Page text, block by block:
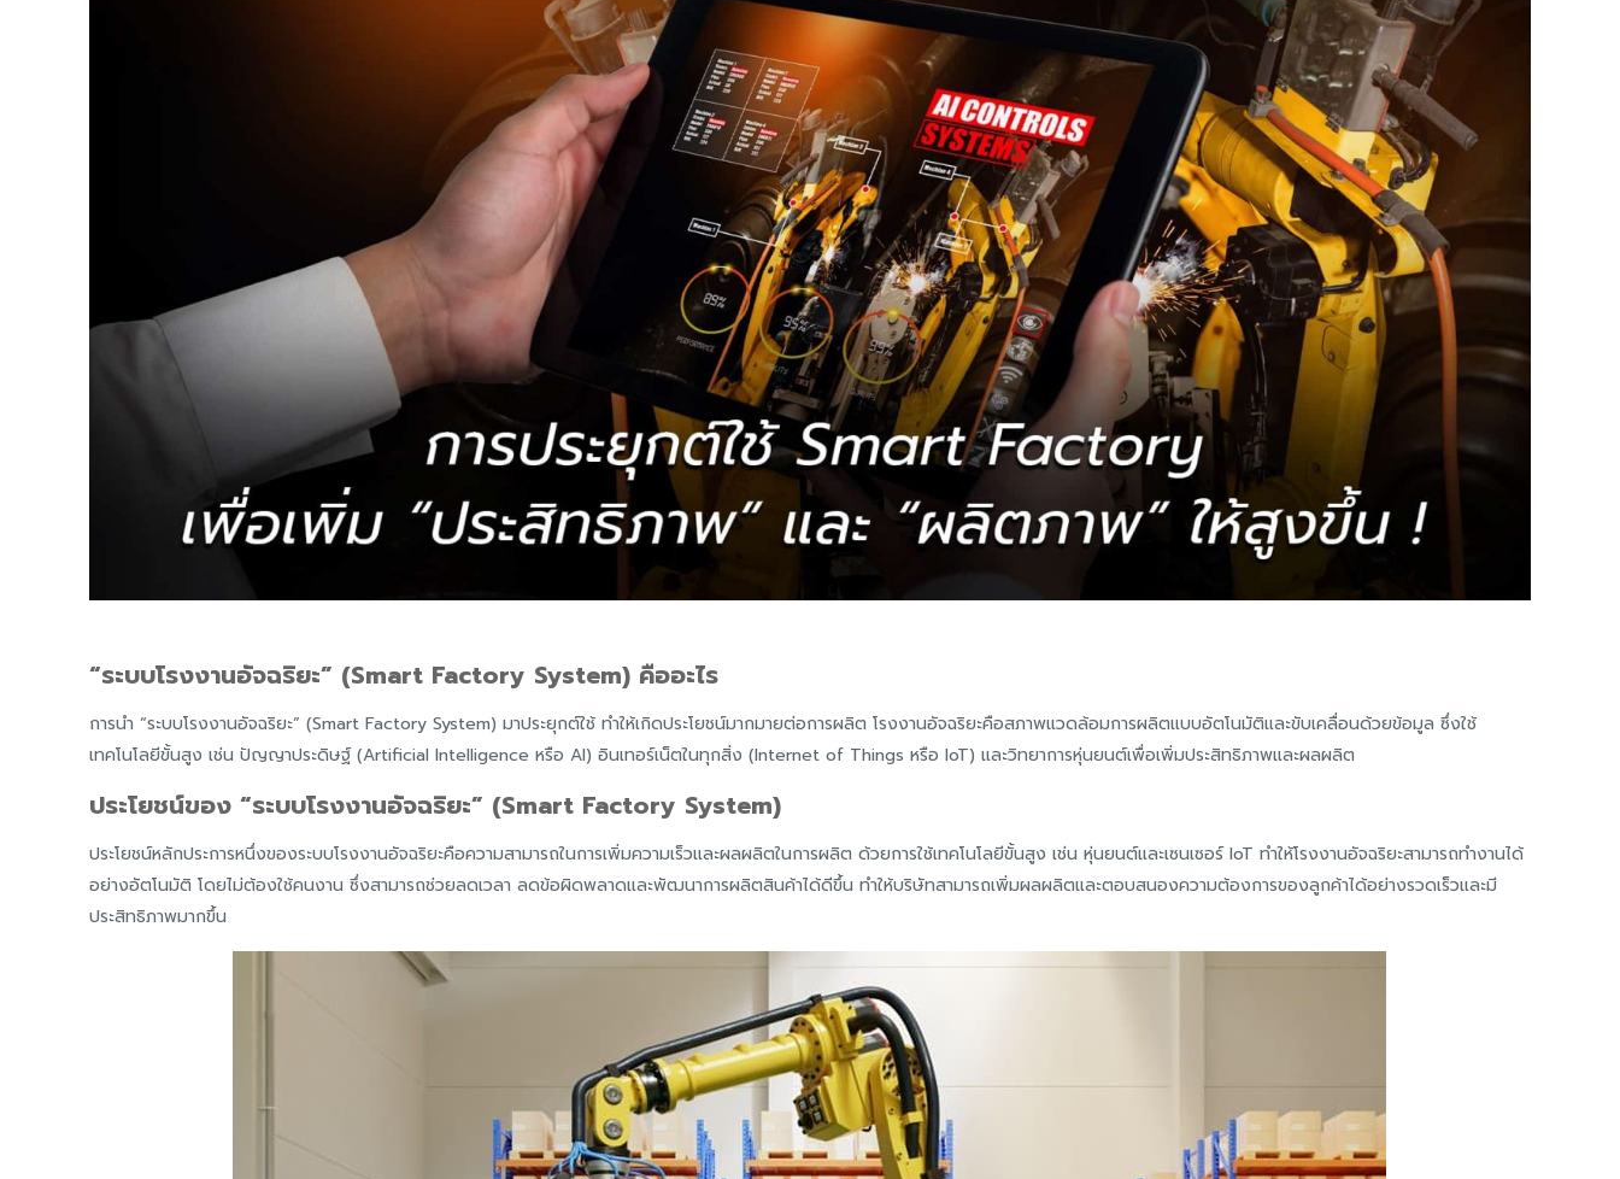
“ระบบโรงงานอัจฉริยะ” (Smart Factory System) คืออะไร
การนำ “ระบบโรงงานอัจฉริยะ” (Smart Factory System) มาประยุกต์ใช้ ทำให้เกิดประโยชน์มากมายต่อการผลิต โรงงานอัจฉริยะคือสภาพแวดล้อมการผลิตแบบอัตโนมัติและขับเคลื่อนด้วยข้อมูล ซึ่งใช้
เทคโนโลยีขั้นสูง เช่น ปัญญาประดิษฐ์ (Artificial Intelligence หรือ AI) อินเทอร์เน็ตในทุกสิ่ง (Internet of Things หรือ IoT) และวิทยาการหุ่นยนต์เพื่อเพิ่มประสิทธิภาพและผลผลิต
ประโยชน์ของ“ระบบโรงงานอัจฉริยะ” (Smart Factory System)
ประโยชน์หลักประการหนึ่งของระบบโรงงานอัจฉริยะคือความสามารถในการเพิ่มความเร็วและผลผลิตในการผลิต ด้วยการใช้เทคโนโลยีขั้นสูง เช่น หุ่นยนต์และเซนเซอร์ IoT ทำให้โรงงานอัจฉริยะสามารถทำงานได้
อย่างอัตโนมัติ โดยไม่ต้องใช้คนงาน ซึ่งสามารถช่วยลดเวลา ลดข้อผิดพลาดและพัฒนาการผลิตสินค้าได้ดีขึ้น ทำให้บริษัทสามารถเพิ่มผลผลิตและตอบสนองความต้องการของลูกค้าได้อย่างรวดเร็วและมี
ประสิทธิภาพมากขึ้น